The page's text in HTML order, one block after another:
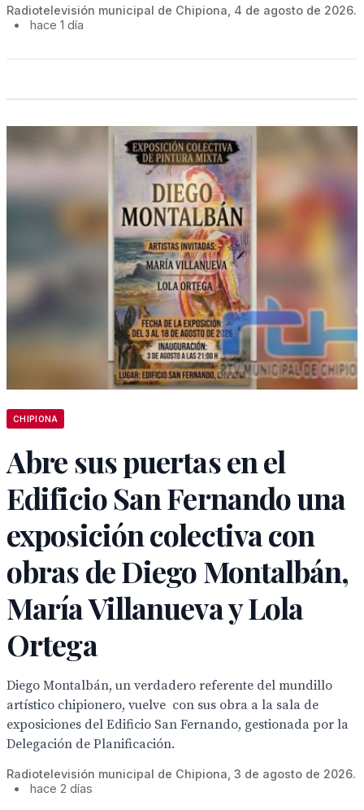
Radiotelevisión municipal de Chipiona, 4 de agosto de 2026.
•
hace 1 día
CHIPIONA
Abre sus puertas en el
Edificio San Fernando una
exposición colectiva con
obras de Diego Montalbán,
María Villanueva y Lola
Ortega
Diego Montalbán, un verdadero referente del mundillo
artístico chipionero, vuelve con sus obra a la sala de
exposiciones del Edificio San Fernando, gestionada por la
Delegación de Planificación.
Radiotelevisión municipal de Chipiona, 3 de agosto de 2026.
•
hace 2 días